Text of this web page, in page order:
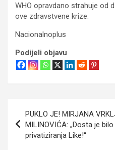
WHO opravdano strahuje od
ove zdravstvene krize.
Nacionalnoplus
Podijeli objavu
objava
PUKLO JE! MIRJANA
MILINOVIĆA: „Dosta je
privatiziranja Like!“